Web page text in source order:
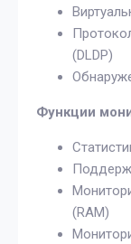
(DLDP)
Функции
(RAM)